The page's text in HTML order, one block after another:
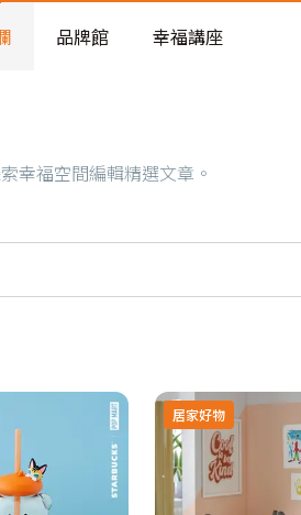
品牌館 幸福講座
幸福空間編輯精選文章。
居家好物